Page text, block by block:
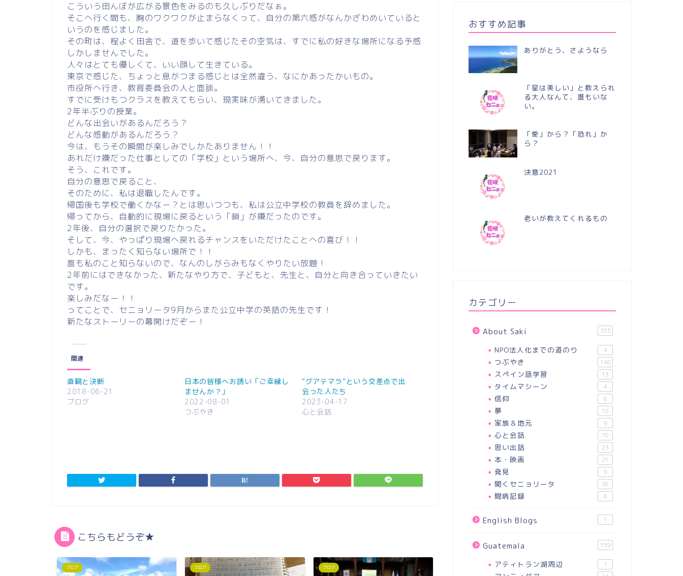
こういう田んぼが広がる景色をみるのも久しぶりだなぁ。
そこへ行く間も、胸のワクワクが止まらなくって、自分の第六感がなんかざわめいていると
いうのを感じました。
その町は、程よく田舎で、道を歩いて感じたその空気は、すでに私の好きな場所になる予感
しかしませんでした。
人々はとても優しくて、いい顔して生きている。
東京で感じた、ちょっと息がつまる感じとは全然違う、なにかあったかいもの。
市役所へ行き、教育委員会の人と面談。
すでに受けもつクラスを教えてもらい、現実味が湧いてきました。
2年半ぶりの授業。
どんな出会いがあるんだろう？
どんな感動があるんだろう？
今は、もうその瞬間が楽しみでしかたありません！！
あれだけ嫌だった仕事としての「学校」という場所へ、今、自分の意思で戻ります。
そう、これです。
自分の意思で戻ること、
そのために、私は退職したんです。
帰国後も学校で働くかなー？とは思いつつも、私は公立中学校の教員を辞めました。
帰ってから、自動的に現場に戻るという「鎖」が嫌だったのです。
2年後、自分の選択で戻りたかった。
そして、今、やっぱり現場へ戻れるチャンスをいただけたことへの喜び！！
しかも、まったく知らない場所で！！
誰も私のこと知らないので、なんのしがらみもなくやりたい放題！
2年前にはできなかった、新たなやり方で、子どもと、先生と、自分と向き合っていきたい
です。
楽しみだなー！！
ってことで、セニョリータ9月からまた公立中学の英語の先生です！
新たなストーリーの幕開けだぞー！
関連
直観と決断
2018-06-21
ブログ
日本の皆様へお誘い「ご幸縁し
ませんか？」
2022-08-01
つぶやき
“グアテマラ”という交差点で出
会った人たち
2023-04-17
心と会話
こちらもどうぞ★
ブログ ブログ ブログ
おすすめ記事
ありがとう、さようなら
「星は美しい」と教えられ
る大人なんて、誰もいな
い。
「愛」から？「恐れ」か
ら？
決意2021
老いが教えてくれるもの
カテゴリー
About Saki 353
NPO法人化までの道のり 4
つぶやき 148
スペイン語学習 13
タイムマシーン 4
信仰 6
夢 18
家族＆地元 9
心と会話 70
思い出話 23
本・映画 21
発見 9
聞くセニョリータ 26
闘病記録 6
English Blogs 1
Guatemala 159
アティトラン湖周辺 7